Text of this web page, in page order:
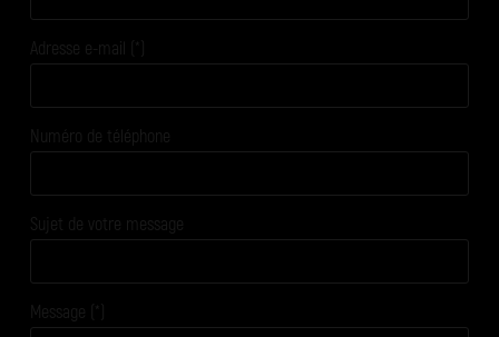
Adresse e-mail (*)
Numéro de téléphone
Sujet de votre message
Message (*)